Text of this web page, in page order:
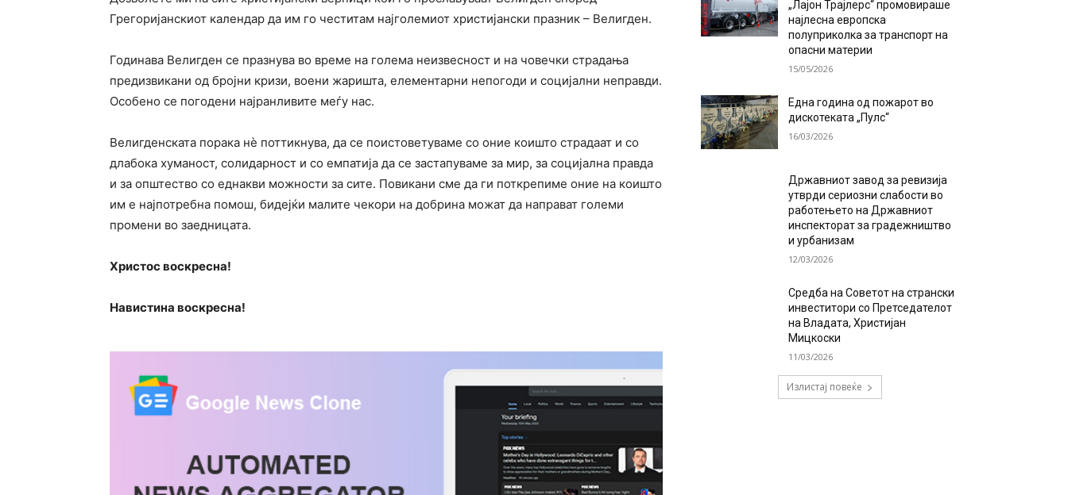
Грегоријанскиот календар да им го честитам најголемиот христијански празник – Велигден.
Годинава Велигден се празнува во време на голема неизвесност и на човечки страдања
предизвикани од бројни кризи, воени жаришта, елементарни непогоди и социјални неправди.
Особено се погодени најранливите меѓу нас.
Велигденската порака нѐ поттикнува, да се поистоветуваме со оние коишто страдаат и со
длабока хуманост, солидарност и со емпатија да се застапуваме за мир, за социјална правда
и за општество со еднакви можности за сите. Повикани сме да ги поткрепиме оние на коишто
им е најпотребна помош, бидејќи малите чекори на добрина можат да направат големи
промени во заедницата.
Христос воскресна!
Навистина воскресна!
„Лајон Трајлерс“ промовираше
најлесна европска
полуприколка за транспорт на
опасни материи
15/05/2026
Една година од пожарот во
дискотеката „Пулс“
16/03/2026
Државниот завод за ревизија
утврди сериозни слабости во
работењето на Државниот
инспекторат за градежништво
и урбанизам
12/03/2026
Средба на Советот на странски
инвеститори со Претседателот
на Владата, Христијан
Мицкоски
11/03/2026
Излистај повеќе